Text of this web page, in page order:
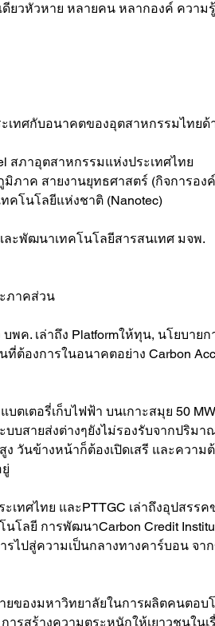
ยวหัวหาย หลายคน หลากองค์ ความ
ทศกับอนาคตของอุตสาหกรรมไทยด้าน
ภาอุตสาหกรรมแห่งประเทศไทย
าค สายงานยุทธศาสตร์ (กิจการอง
คโนโลยีแห่งชาติ (Nanotec)
ะพัฒนาเทคโนโลยีสารสนเทศ มจพ.
ภาคส่วน
ต้องการในอนาคตอย่าง Carbon
บบสายส่งต่างๆยังไม่รองรับจากปริ
วันข้างหน้าก็ต้องเปิดเสรี และควา
ไทย และPTTGC เล่าถึงอุปสรรค
โลยี การพัฒนาCarbon Credit
ปสู่ความเป็นกลางทางคาร์บอน จา
ของมหาวิทยาลัยในการผลิตคนตอบ
รสร้างความตระหนักให้เยาวชนในเ